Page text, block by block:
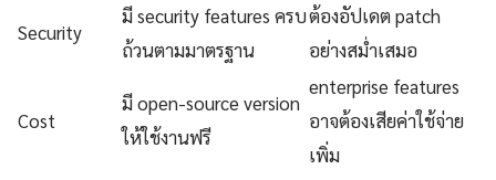
Security
มี security features ครบ
ถ้วนตามมาตรฐาน
ต้องอัปเดต patch
อย่างสม่ำเสมอ
Cost
มี open-source version
ให้ใช้งานฟรี
enterprise features
อาจต้องเสียค่าใช้จ่าย
เพิ่ม